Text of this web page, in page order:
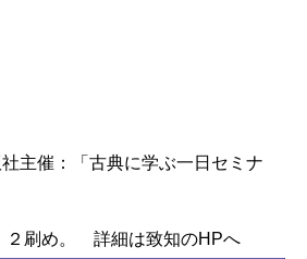
主催：「古典に学ぶ一日セミナ
２刷め。 詳細は致知のHPへ